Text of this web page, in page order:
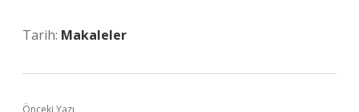
Tarih: Makaleler
Önceki Yazı